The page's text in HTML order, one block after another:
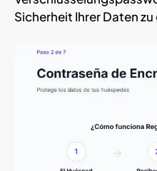
Sicherheit Ihrer Daten